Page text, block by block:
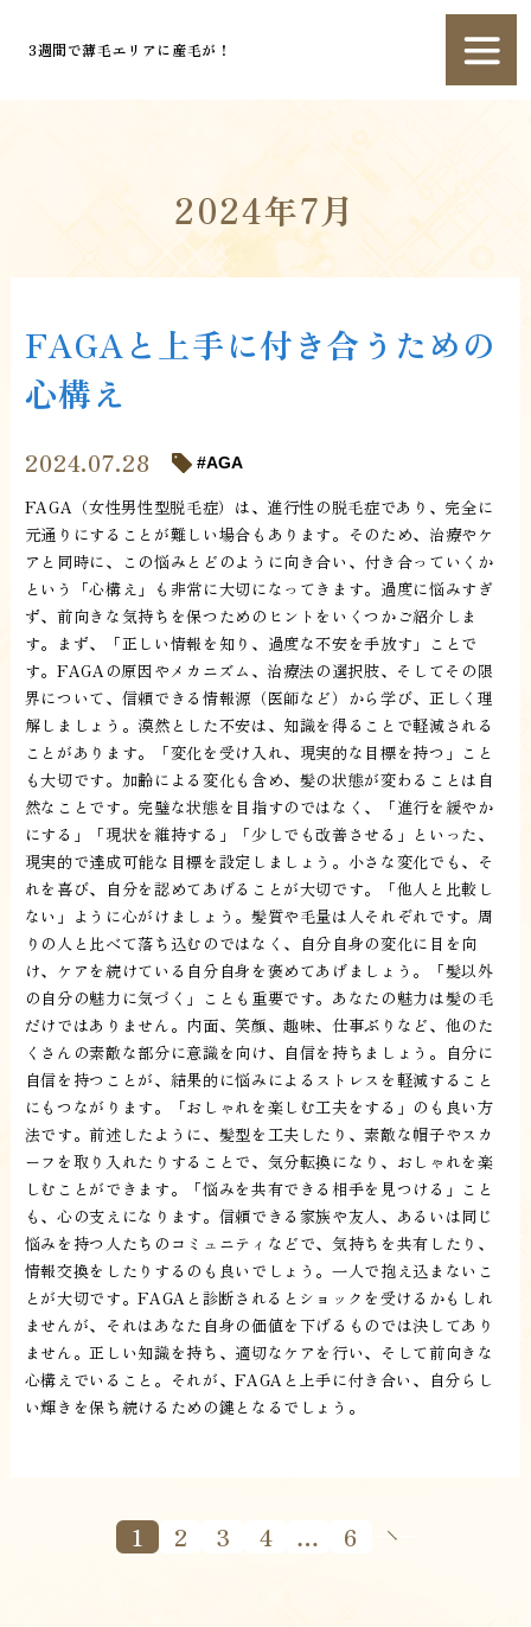
3週間で薄毛エリアに産毛が！
2024年7月
FAGAと上手に付き合うための
心構え
2024.07.28 AGA
FAGA（女性男性型脱毛症）は、進行性の脱毛症であり、完全に
元通りにすることが難しい場合もあります。そのため、治療やケ
アと同時に、この悩みとどのように向き合い、付き合っていくか
という「心構え」も非常に大切になってきます。過度に悩みすぎ
ず、前向きな気持ちを保つためのヒントをいくつかご紹介しま
す。まず、「正しい情報を知り、過度な不安を手放す」ことで
す。FAGAの原因やメカニズム、治療法の選択肢、そしてその限
界について、信頼できる情報源（医師など）から学び、正しく理
解しましょう。漠然とした不安は、知識を得ることで軽減される
ことがあります。「変化を受け入れ、現実的な目標を持つ」こと
も大切です。加齢による変化も含め、髪の状態が変わることは自
然なことです。完璧な状態を目指すのではなく、「進行を緩やか
にする」「現状を維持する」「少しでも改善させる」といった、
現実的で達成可能な目標を設定しましょう。小さな変化でも、そ
れを喜び、自分を認めてあげることが大切です。「他人と比較し
ない」ように心がけましょう。髪質や毛量は人それぞれです。周
りの人と比べて落ち込むのではなく、自分自身の変化に目を向
け、ケアを続けている自分自身を褒めてあげましょう。「髪以外
の自分の魅力に気づく」ことも重要です。あなたの魅力は髪の毛
だけではありません。内面、笑顔、趣味、仕事ぶりなど、他のた
くさんの素敵な部分に意識を向け、自信を持ちましょう。自分に
自信を持つことが、結果的に悩みによるストレスを軽減すること
にもつながります。「おしゃれを楽しむ工夫をする」のも良い方
法です。前述したように、髪型を工夫したり、素敵な帽子やスカ
ーフを取り入れたりすることで、気分転換になり、おしゃれを楽
しむことができます。「悩みを共有できる相手を見つける」こと
も、心の支えになります。信頼できる家族や友人、あるいは同じ
悩みを持つ人たちのコミュニティなどで、気持ちを共有したり、
情報交換をしたりするのも良いでしょう。一人で抱え込まないこ
とが大切です。FAGAと診断されるとショックを受けるかもしれ
ませんが、それはあなた自身の価値を下げるものでは決してあり
ません。正しい知識を持ち、適切なケアを行い、そして前向きな
心構えでいること。それが、FAGAと上手に付き合い、自分らし
い輝きを保ち続けるための鍵となるでしょう。
1 2 3 4 … 6